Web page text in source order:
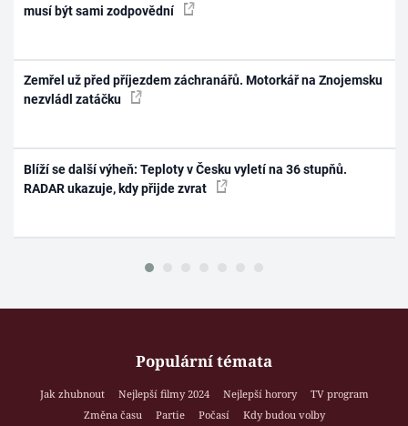
musí být sami zodpovědní
Zemřel už před příjezdem záchranářů. Motorkář na Znojemsku
nezvládl zatáčku
Blíží se další výheň: Teploty v Česku vyletí na 36 stupňů.
RADAR ukazuje, kdy přijde zvrat
Populární témata
Jak zhubnout Nejlepší filmy 2024 Nejlepší horory
TV program
Změna času
Partie Počasí
Kdy budou volby